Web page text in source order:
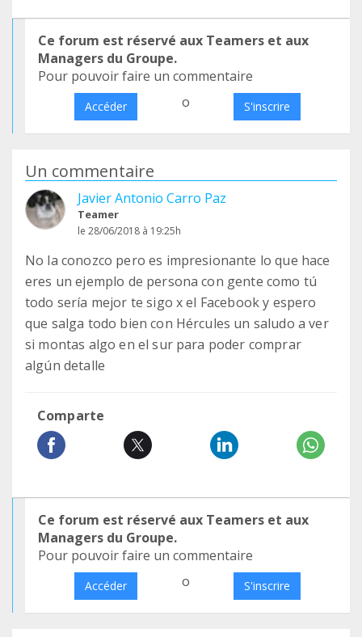
Ce forum est réservé aux Teamers et aux
Managers du Groupe.
Pour pouvoir faire un commentaire
Accéder o S'inscrire
Un commentaire
Javier Antonio Carro Paz
Teamer
le 28/06/2018 à 19:25h
No la conozco pero es impresionante lo que hace
eres un ejemplo de persona con gente como tú
todo sería mejor te sigo x el Facebook y espero
que salga todo bien con Hércules un saludo a ver
si montas algo en el sur para poder comprar
algún detalle
Comparte
Ce forum est réservé aux Teamers et aux
Managers du Groupe.
Pour pouvoir faire un commentaire
Accéder o S'inscrire